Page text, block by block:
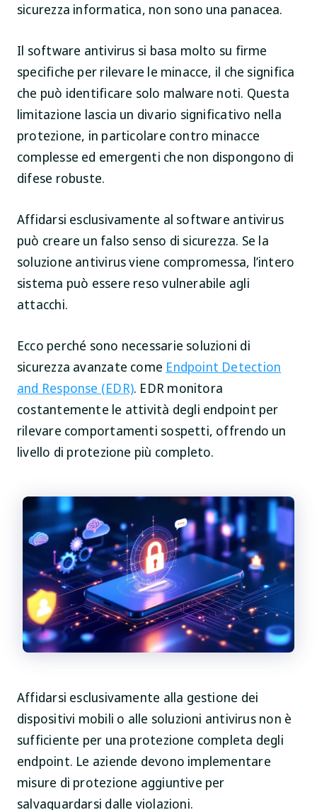
sicurezza informatica, non sono una panacea.
Il software antivirus si basa molto su firme
specifiche per rilevare le minacce, il che significa
che può identificare solo malware noti. Questa
limitazione lascia un divario significativo nella
protezione, in particolare contro minacce
complesse ed emergenti che non dispongono di
difese robuste.
Affidarsi esclusivamente al software antivirus
può creare un falso senso di sicurezza. Se la
soluzione antivirus viene compromessa, l’intero
sistema può essere reso vulnerabile agli
attacchi.
Ecco perché sono necessarie soluzioni di
sicurezza avanzate come Endpoint Detection
and Response (EDR). EDR monitora
costantemente le attività degli endpoint per
rilevare comportamenti sospetti, offrendo un
livello di protezione più completo.
Affidarsi esclusivamente alla gestione dei
dispositivi mobili o alle soluzioni antivirus non è
sufficiente per una protezione completa degli
endpoint. Le aziende devono implementare
misure di protezione aggiuntive per
salvaguardarsi dalle violazioni.